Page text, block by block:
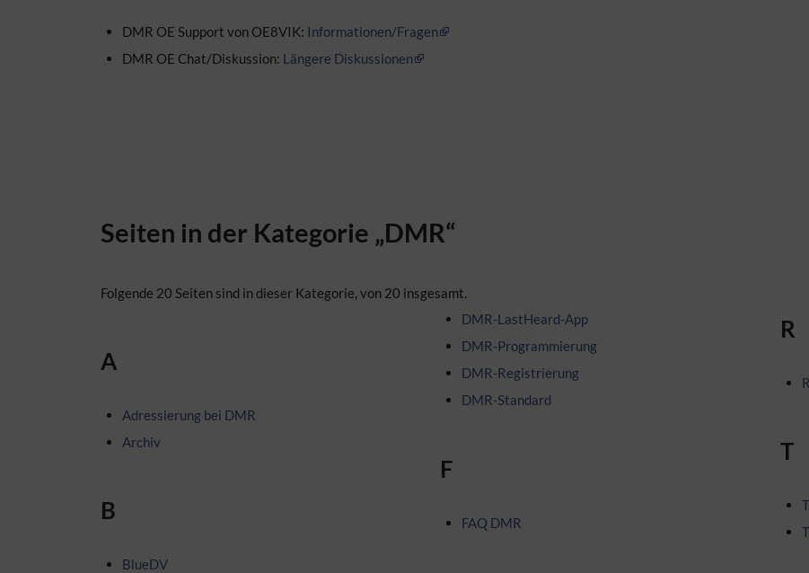
DMR OE Support von OE8VIK: Informationen/Fragen
DMR OE Chat/Diskussion: Längere Diskussionen
Seiten in der Kategorie „DMR“
Folgende 20 Seiten sind in dieser Kategorie, von 20 insgesamt.
A
Adressierung bei DMR
Archiv
B
BlueDV
DMR-LastHeard-App
DMR-Programmierung
DMR-Registrierung
DMR-Standard
F
FAQ DMR
R
T